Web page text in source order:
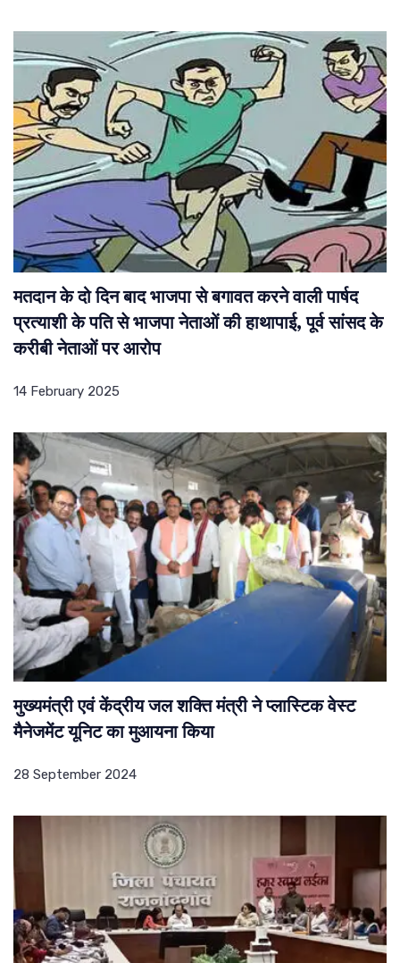
मतदान के दो दिन बाद भाजपा से बगावत करने वाली पार्षद
प्रत्याशी के पति से भाजपा नेताओं की हाथापाई, पूर्व सांसद के
करीबी नेताओं पर आरोप
14 February 2025
मुख्यमंत्री एवं केंद्रीय जल शक्ति मंत्री ने प्लास्टिक वेस्ट
मैनेजमेंट यूनिट का मुआयना किया
28 September 2024